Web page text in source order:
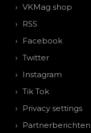
VKMag shop
RSS
Facebook
Twitter
Instagram
Tik Tok
Privacy settings
Partnerberichten